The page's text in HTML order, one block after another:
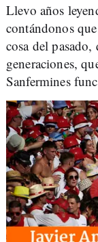
Llevo años
contándonos
cosa del
generaciones,
Sanfermines